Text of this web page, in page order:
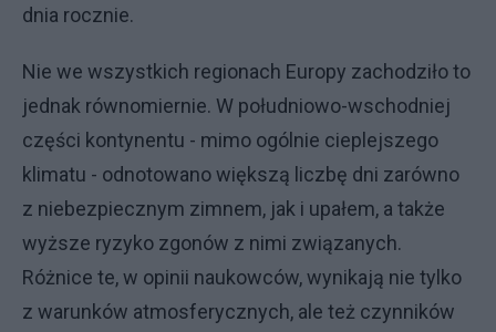
dnia rocznie.
Nie we wszystkich regionach Europy zachodziło to
jednak równomiernie. W południowo-wschodniej
części kontynentu - mimo ogólnie cieplejszego
klimatu - odnotowano większą liczbę dni zarówno
z niebezpiecznym zimnem, jak i upałem, a także
wyższe ryzyko zgonów z nimi związanych.
Różnice te, w opinii naukowców, wynikają nie tylko
z warunków atmosferycznych, ale też czynników